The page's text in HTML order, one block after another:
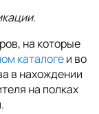
на которые
каталогеи во
в нахождении
на полках